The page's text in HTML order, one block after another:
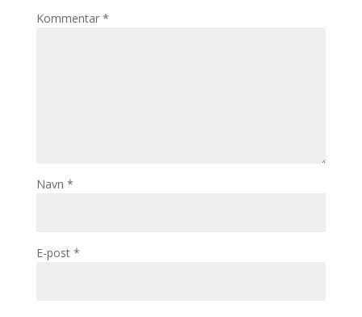
Kommentar *
Navn *
E-post *